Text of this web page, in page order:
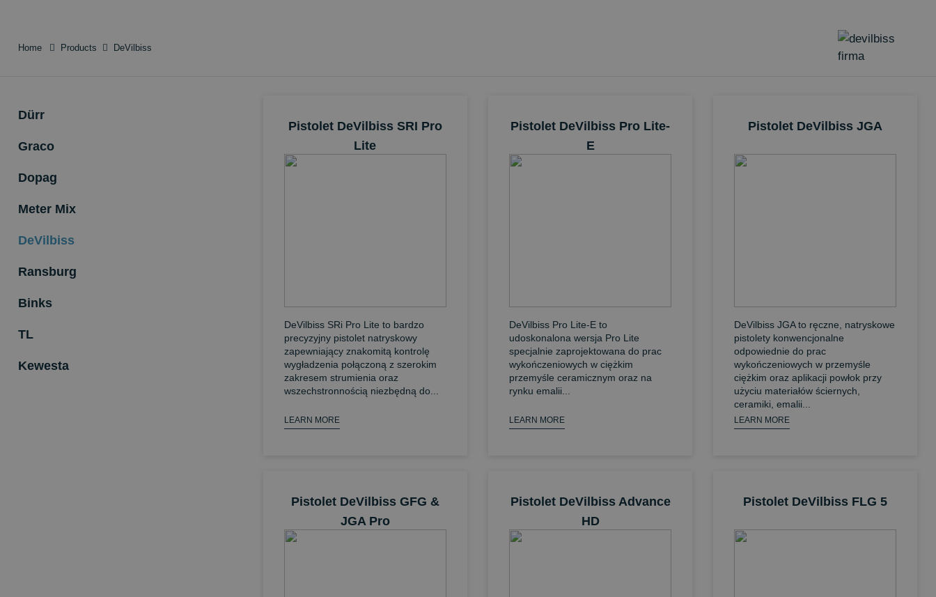
Home Products DeVilbiss
Dürr
Graco
Dopag
Meter Mix
DeVilbiss
Ransburg
Binks
TL
Kewesta
Pistolet DeVilbiss SRI Pro
Lite
DeVilbiss SRi Pro Lite to bardzo
precyzyjny pistolet natryskowy
zapewniający znakomitą kontrolę
wygładzenia połączoną z szerokim
zakresem strumienia oraz
wszechstronnością niezbędną do...
LEARN MORE
Pistolet DeVilbiss Pro Lite-
E
DeVilbiss Pro Lite-E to
udoskonalona wersja Pro Lite
specjalnie zaprojektowana do prac
wykończeniowych w ciężkim
przemyśle ceramicznym oraz na
rynku emalii...
LEARN MORE
Pistolet DeVilbiss JGA
DeVilbiss JGA to ręczne, natryskowe
pistolety konwencjonalne
odpowiednie do prac
wykończeniowych w przemyśle
ciężkim oraz aplikacji powłok przy
użyciu materiałów ściernych,
ceramiki, emalii...
LEARN MORE
Pistolet DeVilbiss GFG &
JGA Pro
Pistolet DeVilbiss Advance
HD
Pistolet DeVilbiss FLG 5